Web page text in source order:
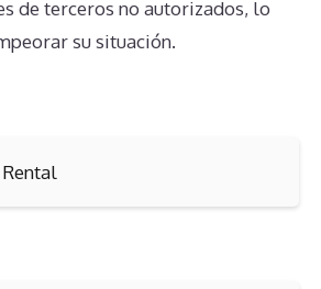
de terceros no autorizados, lo
su situación.